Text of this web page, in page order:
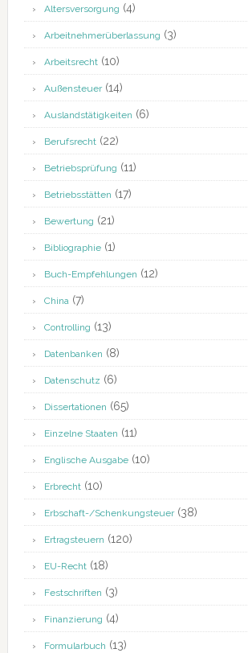
Altersversorgung (4)
Arbeitnehmerüberlassung (3)
Arbeitsrecht(10)
Außensteuer(14)
Auslandstätigkeiten (6)
Berufsrecht(22)
Betriebsprüfung (11)
Betriebsstätten (17)
Bewertung (21)
Bibliographie(1)
Buch-Empfehlungen (12)
China(7)
Controlling (13)
Datenbanken (8)
Datenschutz (6)
Dissertationen (65)
Einzelne Staaten (11)
Englische Ausgabe(10)
Erbrecht(10)
Erbschaft-/Schenkungsteuer(38)
Ertragsteuern (120)
EU-Recht(18)
Festschriften (3)
Finanzierung (4)
Formularbuch (13)